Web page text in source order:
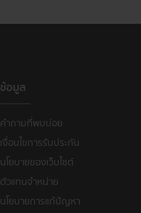
ข้อมูล
คำถามที่พบบ่อย
เงื่อนไขการรับประกัน
นโยบายของเว็บไซต์
ตัวแทนจำหน่าย
นโยบายการแก้ปัญหา